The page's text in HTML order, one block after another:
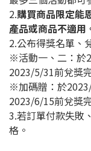
2.購買商品限定能
產品或商品不適用
2.公布得獎名單、
※活動一、二：於
2023/5/31前兌獎
※加碼贈：於
2023/6/15前兌獎
3.若訂單付款失敗
格。